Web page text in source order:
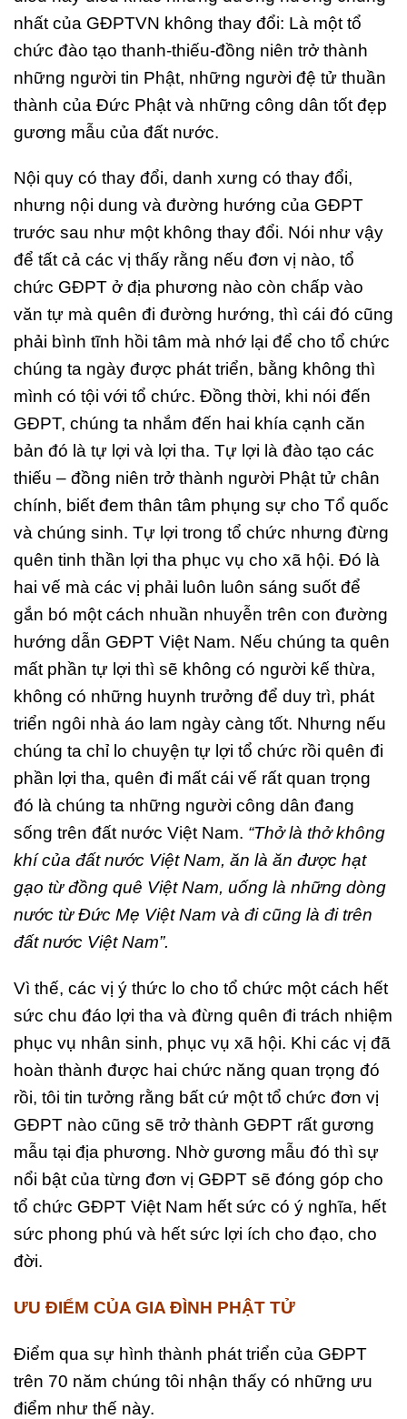
nhất của GĐPTVN không thay đổi: Là một tổ
chức đào tạo thanh-thiếu-đồng niên trở thành
những người tin Phật, những người đệ tử thuần
thành của Đức Phật và những công dân tốt đẹp
gương mẫu của đất nước.
Nội quy có thay đổi, danh xưng có thay đổi,
nhưng nội dung và đường hướng của GĐPT
trước sau như một không thay đổi. Nói như vậy
để tất cả các vị thấy rằng nếu đơn vị nào, tổ
chức GĐPT ở địa phương nào còn chấp vào
văn tự mà quên đi đường hướng, thì cái đó cũng
phải bình tĩnh hồi tâm mà nhớ lại để cho tổ chức
chúng ta ngày được phát triển, bằng không thì
mình có tội với tổ chức. Đồng thời, khi nói đến
GĐPT, chúng ta nhắm đến hai khía cạnh căn
bản đó là tự lợi và lợi tha. Tự lợi là đào tạo các
thiếu – đồng niên trở thành người Phật tử chân
chính, biết đem thân tâm phụng sự cho Tổ quốc
và chúng sinh. Tự lợi trong tổ chức nhưng đừng
quên tinh thần lợi tha phục vụ cho xã hội. Đó là
hai vế mà các vị phải luôn luôn sáng suốt để
gắn bó một cách nhuần nhuyễn trên con đường
hướng dẫn GĐPT Việt Nam. Nếu chúng ta quên
mất phần tự lợi thì sẽ không có người kế thừa,
không có những huynh trưởng để duy trì, phát
triển ngôi nhà áo lam ngày càng tốt. Nhưng nếu
chúng ta chỉ lo chuyện tự lợi tổ chức rồi quên đi
phần lợi tha, quên đi mất cái vế rất quan trọng
đó là chúng ta những người công dân đang
sống trên đất nước Việt Nam. “Thở là thở không
khí của đất nước Việt Nam, ăn là ăn được hạt
gạo từ đồng quê Việt Nam, uống là những dòng
nước từ Đức Mẹ Việt Nam và đi cũng là đi trên
đất nước Việt Nam”.
Vì thế, các vị ý thức lo cho tổ chức một cách hết
sức chu đáo lợi tha và đừng quên đi trách nhiệm
phục vụ nhân sinh, phục vụ xã hội. Khi các vị đã
hoàn thành được hai chức năng quan trọng đó
rồi, tôi tin tưởng rằng bất cứ một tổ chức đơn vị
GĐPT nào cũng sẽ trở thành GĐPT rất gương
mẫu tại địa phương. Nhờ gương mẫu đó thì sự
nổi bật của từng đơn vị GĐPT sẽ đóng góp cho
tổ chức GĐPT Việt Nam hết sức có ý nghĩa, hết
sức phong phú và hết sức lợi ích cho đạo, cho
đời.
ƯU ĐIỂM CỦA GIA ĐÌNH PHẬT TỬ
Điểm qua sự hình thành phát triển của GĐPT
trên 70 năm chúng tôi nhận thấy có những ưu
điểm như thế này.